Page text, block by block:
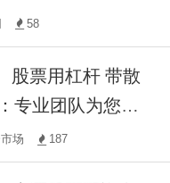
获取资金助力
58
专业团队为您护
场 187